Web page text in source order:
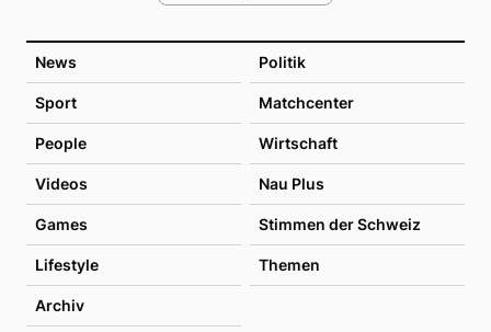
News Politik
Sport Matchcenter
People Wirtschaft
Videos Nau Plus
Games Stimmen der Schweiz
Lifestyle Themen
Archiv